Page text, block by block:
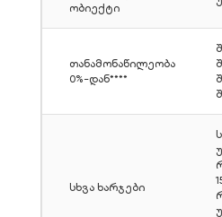
ობიექტი
თანამონაწილეობა
0%-დან****
სხვა ხარჯები